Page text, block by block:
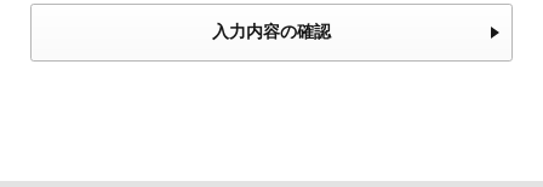
入力内容の確認